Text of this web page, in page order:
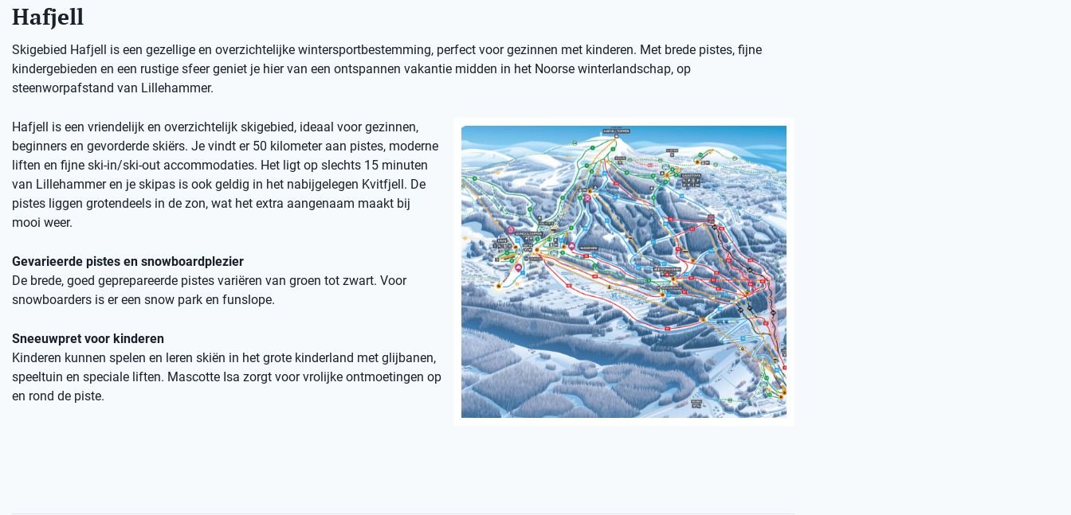
Hafjell
Skigebied Hafjell is een gezellige en overzichtelijke wintersportbestemming, perfect voor gezinnen met kinderen. Met brede pistes, fijne
kindergebieden en een rustige sfeer geniet je hier van een ontspannen vakantie midden in het Noorse winterlandschap, op
steenworpafstand van Lillehammer.
Hafjell is een vriendelijk en overzichtelijk skigebied, ideaal voor gezinnen,
beginners en gevorderde skiërs. Je vindt er 50 kilometer aan pistes, moderne
liften en fijne ski-in/ski-out accommodaties. Het ligt op slechts 15 minuten
van Lillehammer en je skipas is ook geldig in het nabijgelegen Kvitfjell. De
pistes liggen grotendeels in de zon, wat het extra aangenaam maakt bij
mooi weer.
Gevarieerde pistes en snowboardplezier
De brede, goed geprepareerde pistes variëren van groen tot zwart. Voor
snowboarders is er een snow park en funslope.
Sneeuwpret voor kinderen
Kinderen kunnen spelen en leren skiën in het grote kinderland met glijbanen,
speeltuin en speciale liften. Mascotte Isa zorgt voor vrolijke ontmoetingen op
en rond de piste.